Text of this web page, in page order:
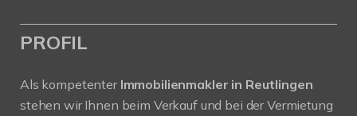
PROFIL
Als kompetenter Immobilienmakler in Reutlingen
stehen wir Ihnen beim Verkauf und bei der Vermietung